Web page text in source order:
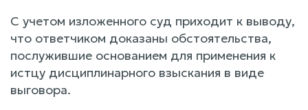
С учетом изложенного суд приходит к выводу,
что ответчиком доказаны обстоятельства,
послужившие основанием для применения к
истцу дисциплинарного взыскания в виде
выговора.